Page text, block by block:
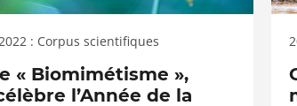
: Corpus scientifiques
« Biomimétisme »,
l’Année de la